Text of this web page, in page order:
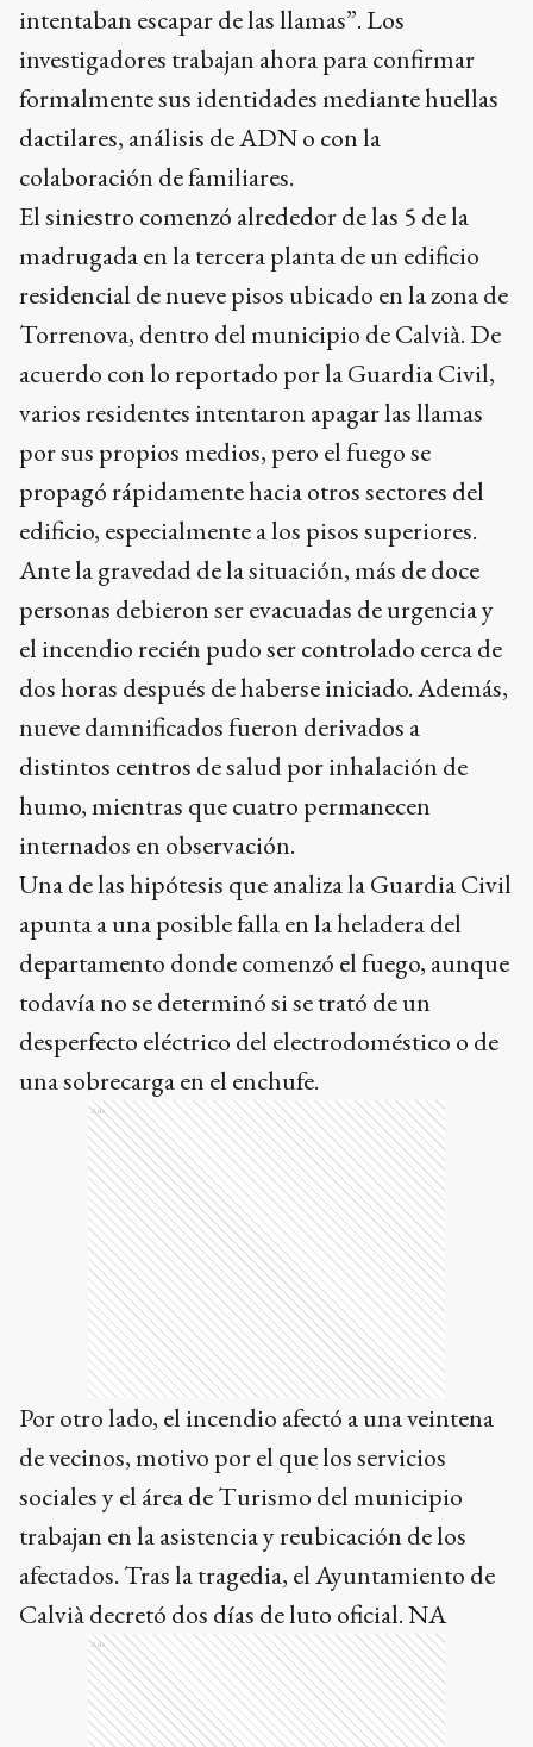
intentaban escapar de las llamas”. Los
investigadores trabajan ahora para confirmar
formalmente sus identidades mediante huellas
dactilares, análisis de ADN o con la
colaboración de familiares.
El siniestro comenzó alrededor de las 5 de la
madrugada en la tercera planta de un edificio
residencial de nueve pisos ubicado en la zona de
Torrenova, dentro del municipio de Calvià. De
acuerdo con lo reportado por la Guardia Civil,
varios residentes intentaron apagar las llamas
por sus propios medios, pero el fuego se
propagó rápidamente hacia otros sectores del
edificio, especialmente a los pisos superiores.
Ante la gravedad de la situación, más de doce
personas debieron ser evacuadas de urgencia y
el incendio recién pudo ser controlado cerca de
dos horas después de haberse iniciado. Además,
nueve damnificados fueron derivados a
distintos centros de salud por inhalación de
humo, mientras que cuatro permanecen
internados en observación.
Una de las hipótesis que analiza la Guardia Civil
apunta a una posible falla en la heladera del
departamento donde comenzó el fuego, aunque
todavía no se determinó si se trató de un
desperfecto eléctrico del electrodoméstico o de
una sobrecarga en el enchufe.
Ads
Por otro lado, el incendio afectó a una veintena
de vecinos, motivo por el que los servicios
sociales y el área de Turismo del municipio
trabajan en la asistencia y reubicación de los
afectados. Tras la tragedia, el Ayuntamiento de
Calvià decretó dos días de luto oficial. NA
Ads